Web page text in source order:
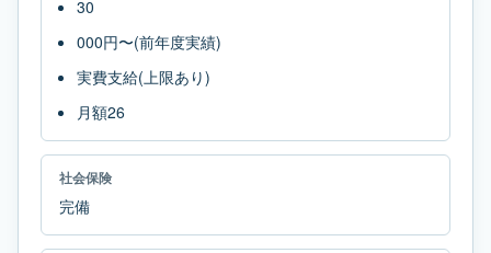
30
000円〜(前年度実績)
実費支給(上限あり)
月額26
社会保険
完備